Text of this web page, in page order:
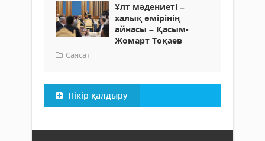
Ұлт мәдениеті –
халық өмірінің
айнасы – Қасым-
Жомарт Тоқаев
Саясат
Пікір қалдыру